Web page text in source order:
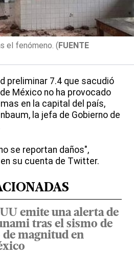
el fenómeno. (FUENTE
preliminar 7.4 que sacudió
México no ha provocado
en la capital del país,
la jefa de Gobierno de
se reportan daños",
su cuenta de Twitter.
emite una alerta de
tras el sismo de
de magnitud en